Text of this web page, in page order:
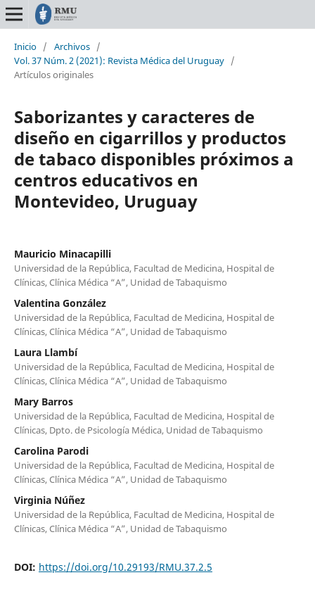
Inicio / Archivos /
Vol. 37 Núm. 2 (2021): Revista Médica del Uruguay /
Artículos originales
Saborizantes y caracteres de
diseño en cigarrillos y productos
de tabaco disponibles próximos a
centros educativos en
Montevideo, Uruguay
Mauricio Minacapilli
Universidad de la República, Facultad de Medicina, Hospital de
Clínicas, Clínica Médica “A”, Unidad de Tabaquismo
Valentina González
Universidad de la República, Facultad de Medicina, Hospital de
Clínicas, Clínica Médica “A”, Unidad de Tabaquismo
Laura Llambí
Universidad de la República, Facultad de Medicina, Hospital de
Clínicas, Clínica Médica “A”, Unidad de Tabaquismo
Mary Barros
Universidad de la República, Facultad de Medicina, Hospital de
Clínicas, Dpto. de Psicología Médica, Unidad de Tabaquismo
Carolina Parodi
Universidad de la República, Facultad de Medicina, Hospital de
Clínicas, Clínica Médica “A”, Unidad de Tabaquismo
Virginia Núñez
Universidad de la República, Facultad de Medicina, Hospital de
Clínicas, Clínica Médica “A”, Unidad de Tabaquismo
DOI: https://doi.org/10.29193/RMU.37.2.5